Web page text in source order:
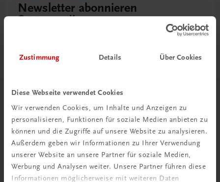
Zustimmung Details Über Cookies
Diese Webseite verwendet Cookies
Wir verwenden Cookies, um Inhalte und Anzeigen zu
personalisieren, Funktionen für soziale Medien anbieten zu
können und die Zugriffe auf unsere Website zu analysieren.
Außerdem geben wir Informationen zu Ihrer Verwendung
unserer Website an unsere Partner für soziale Medien,
Werbung und Analysen weiter. Unsere Partner führen diese
Informationen möglicherweise mit weiteren Daten
Newsletter abonnieren
& Versandkosten sparen
Herzlich willkommen bei TRAUNER!
Wir über uns